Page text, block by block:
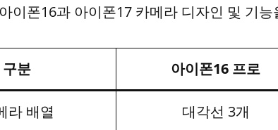
이폰16과 아이폰17 카메라 디자인 및 기
구분 아이폰16 프로
라 배열 대각선 3개